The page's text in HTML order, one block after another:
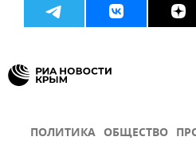
ПОЛИТИКА ОБЩЕСТВО